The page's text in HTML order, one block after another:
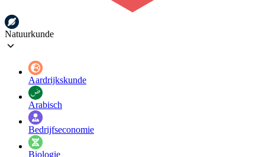
Natuurkunde
Aardrijkskunde
Arabisch
Bedrijfseconomie
Biologie